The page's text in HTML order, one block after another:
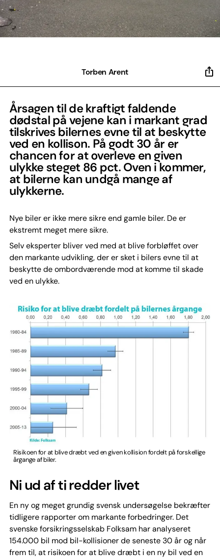
Torben Arent
Årsagen til de kraftigt faldende
dødstal på vejene kan i markant grad
tilskrives bilernes evne til at beskytte
ved en kollison. På godt 30 år er
chancen for at overleve en given
ulykke steget 86 pct. Oven i kommer,
at bilerne kan undgå mange af
ulykkerne.
Nye biler er ikke mere sikre end gamle biler. De er
ekstremt meget mere sikre.
Selv eksperter bliver ved med at blive forbløffet over
den markante udvikling, der er sket i bilers evne til at
beskytte de ombordværende mod at komme til skade
ved en ulykke.
Risikoen for at blive dræbt ved en given kollision fordelt på forskellige
årgange af biler.
Ni ud af ti redder livet
En ny og meget grundig svensk undersøgelse bekræfter
tidligere rapporter om markante forbedringer. Det
svenske forsikringsselskab Folksam har analyseret
154.000 bil mod bil-kollisioner de seneste 30 år og når
frem til, at risikoen for at blive dræbt i en ny bil ved en